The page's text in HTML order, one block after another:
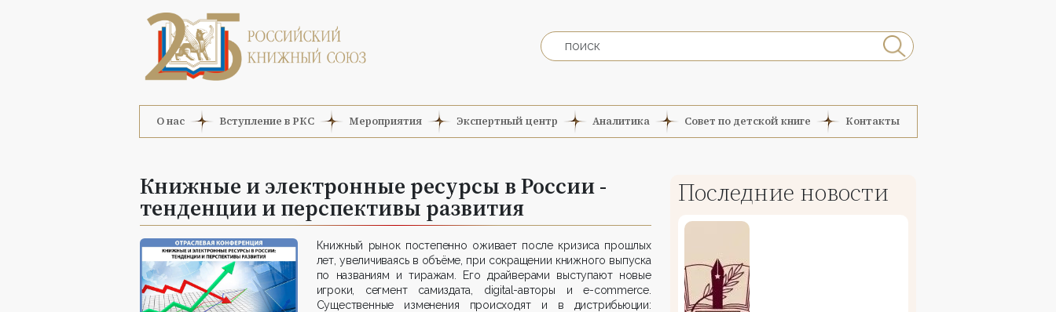
О нас Вступление в РКС Мероприятия Экспертный центр Аналитика Совет по детской книге Контакты
Книжные и электронные ресурсы в России -
тенденции и перспективы развития
Книжный рынок постепенно оживает после кризиса прошлых
лет, увеличиваясь в объёме, при сокращении книжного выпуска
по названиям и тиражам. Его драйверами выступают новые
игроки, сегмент самиздата, digital-авторы и e-commerce.
Существенные изменения происходят и в дистрибьюции:
Последние новости